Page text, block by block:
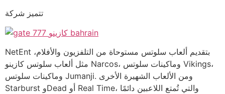
تتميز شركة
NetEnt بتقديم ألعاب سلوتس مستوحاة من التلفزيون والأفلام،
مثل ألعاب سلوتس كازينو Narcos، وماكينات سلوتس Vikings،
وماكينات سلوتس Jumanji. ومن الألعاب الشهيرة الأخرى
Starburst وDead أو Real Time، والتي تُمتع اللاعبين دائمًا